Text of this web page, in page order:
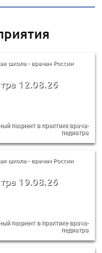
школа - врачам России
12.08.26
пациент в практике врача-
педиатра
школа - врачам России
19.08.26
пациент в практике врача-
педиатра